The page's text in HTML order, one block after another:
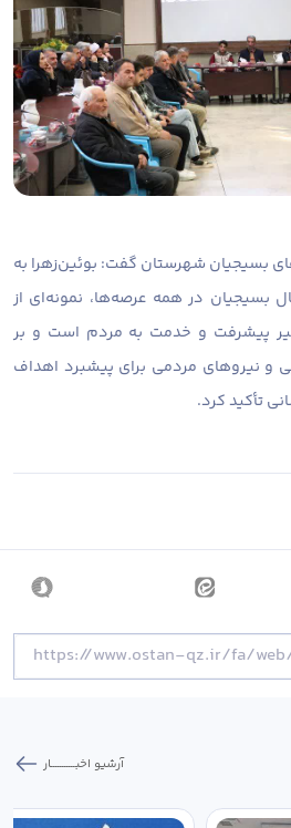
بسیجیان شهرستان گفت: بوئین‌زهرا به
در همه عرصه‌ها، نمونه‌ای از
پیشرفت و خدمت به مردم است و بر
و نیروهای مردمی برای پیشبرد اهداف
تأکید کرد.
آرشیو اخبـــــــــــار